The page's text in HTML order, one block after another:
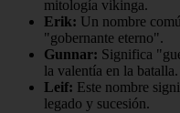
mitología vikinga.
Erik: Un nombre
"gobernante eterno".
Gunnar: Significa
la valentía en la batalla.
Leif: Este nombre
legado y sucesión.